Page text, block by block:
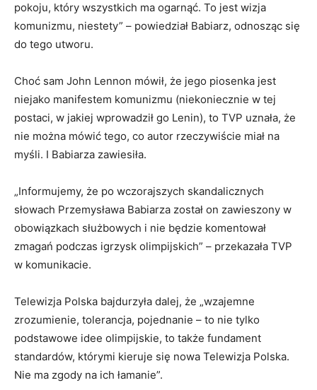
pokoju, który wszystkich ma ogarnąć. To jest wizja
komunizmu, niestety” – powiedział Babiarz, odnosząc się
do tego utworu.
Choć sam John Lennon mówił, że jego piosenka jest
niejako manifestem komunizmu (niekoniecznie w tej
postaci, w jakiej wprowadził go Lenin), to TVP uznała, że
nie można mówić tego, co autor rzeczywiście miał na
myśli. I Babiarza zawiesiła.
„Informujemy, że po wczorajszych skandalicznych
słowach Przemysława Babiarza został on zawieszony w
obowiązkach służbowych i nie będzie komentował
zmagań podczas igrzysk olimpijskich” – przekazała TVP
w komunikacie.
Telewizja Polska bajdurzyła dalej, że „wzajemne
zrozumienie, tolerancja, pojednanie – to nie tylko
podstawowe idee olimpijskie, to także fundament
standardów, którymi kieruje się nowa Telewizja Polska.
Nie ma zgody na ich łamanie”.